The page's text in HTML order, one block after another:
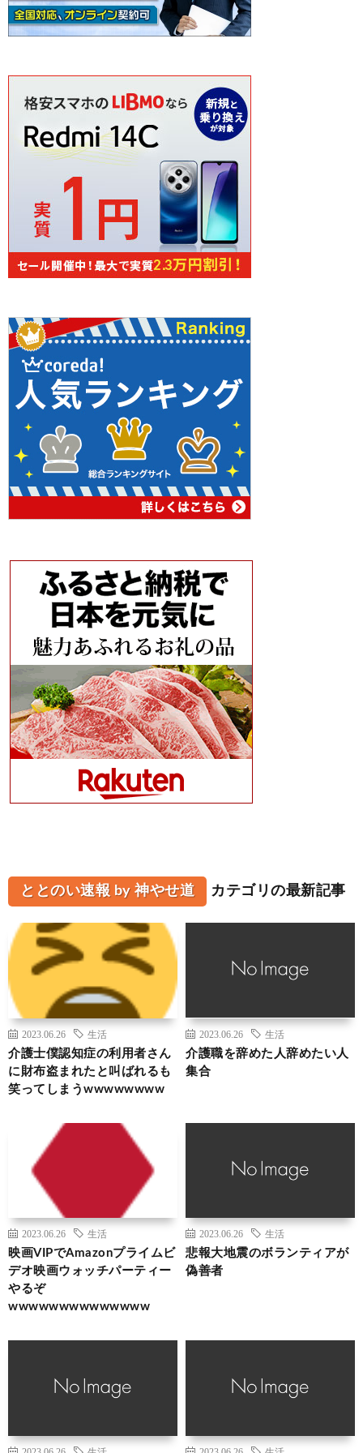
ととのい速報 by 神やせ道 カテゴリの最新記事
2023.06.26 生活
介護士僕認知症の利用者さん
に財布盗まれたと叫ばれるも
笑ってしまうwwwwwwww
2023.06.26 生活
介護職を辞めた人辞めたい人
集合
2023.06.26 生活
映画VIPでAmazonプライムビ
デオ映画ウォッチパーティー
やるぞ
wwwwwwwwwwwwww
2023.06.26 生活
悲報大地震のボランティアが
偽善者